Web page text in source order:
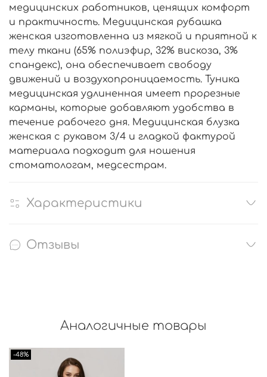
медицинских работников, ценящих комфорт
и практичность. Медицинская рубашка
женская изготовленна из мягкой и приятной к
телу ткани (65% полиэфир, 32% вискоза, 3%
спандекс), она обеспечивает свободу
движений и воздухопроницаемость. Туника
медицинская удлиненная имеет прорезные
карманы, которые добавляют удобства в
течение рабочего дня. Медицинская блузка
женская с рукавом 3/4 и гладкой фактурой
материала подходит для ношения
стоматологам, медсестрам.
Характеристики
Отзывы
Аналогичные товары
-48%